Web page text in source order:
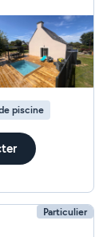
piscine
Particulier